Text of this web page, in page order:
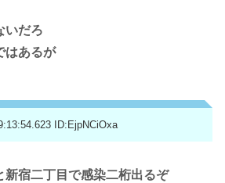
いだろ
はあるが
ID:EjpNCiOxa
新宿二丁目で感染二桁出るぞ